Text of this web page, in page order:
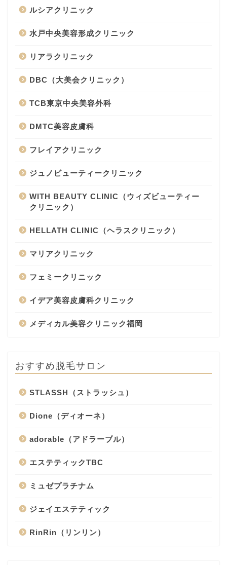
ルシアクリニック
水戸中央美容形成クリニック
リアラクリニック
DBC（大美会クリニック）
TCB東京中央美容外科
DMTC美容皮膚科
フレイアクリニック
ジュノビューティークリニック
WITH BEAUTY CLINIC（ウィズビューティー
クリニック）
HELLATH CLINIC（ヘラスクリニック）
マリアクリニック
フェミークリニック
イデア美容皮膚科クリニック
メディカル美容クリニック福岡
おすすめ脱毛サロン
STLASSH（ストラッシュ）
Dione（ディオーネ）
adorable（アドラーブル）
エステティックTBC
ミュゼプラチナム
ジェイエステティック
RinRin（リンリン）